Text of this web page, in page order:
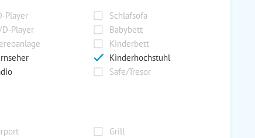
Player
Schlafsofa
Player
Babybett
Kinderbett
Kinderhochstuhl
Safe/Tresor
Grill